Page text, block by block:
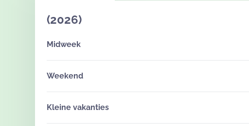
(2026)
Midweek
Weekend
Kleine vakanties